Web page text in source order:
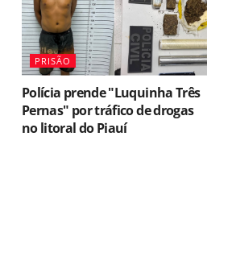
PRISÃO
Polícia prende "Luquinha Três
Pernas" por tráfico de drogas
no litoral do Piauí